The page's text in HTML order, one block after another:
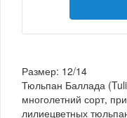
Размер: 12/14
Тюльпан Баллада
многолетний сорт,
лилиецветных